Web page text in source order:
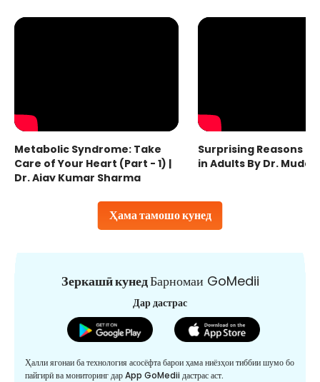
Ҳама тамошо кунед
Metabolic Syndrome: Take
Care of Your Heart (Part - 1) |
Dr. Ajay Kumar Sharma
Surprising Reasons
in Adults By Dr.
Зеркашӣ кунедБарномаи GoMedii
Дар дастрас
Ҳалли ягонаи ба технология асосёфта барои ҳама ниёзҳои тиббии шумо бо
пайгирӣ ва мониторинг дар App GoMedii дастрас аст.